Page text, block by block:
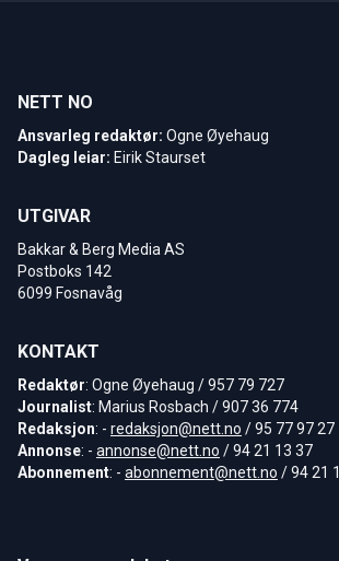
NETT NO
Ansvarleg redaktør: Ogne Øyehaug
Dagleg leiar: Eirik Staurset
UTGIVAR
Bakkar & Berg Media AS
Postboks 142
6099 Fosnavåg
KONTAKT
Redaktør: Ogne Øyehaug / 957 79 727
Journalist: Marius Rosbach / 907 36 774
Redaksjon: - redaksjon@nett.no / 95 77 97 27
Annonse: - annonse@nett.no / 94 21 13 37
Abonnement: - abonnement@nett.no / 94 21